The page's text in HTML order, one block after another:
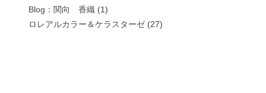
Blog：関向 香織(1)
ロレアルカラー＆ケラスターゼ(27)